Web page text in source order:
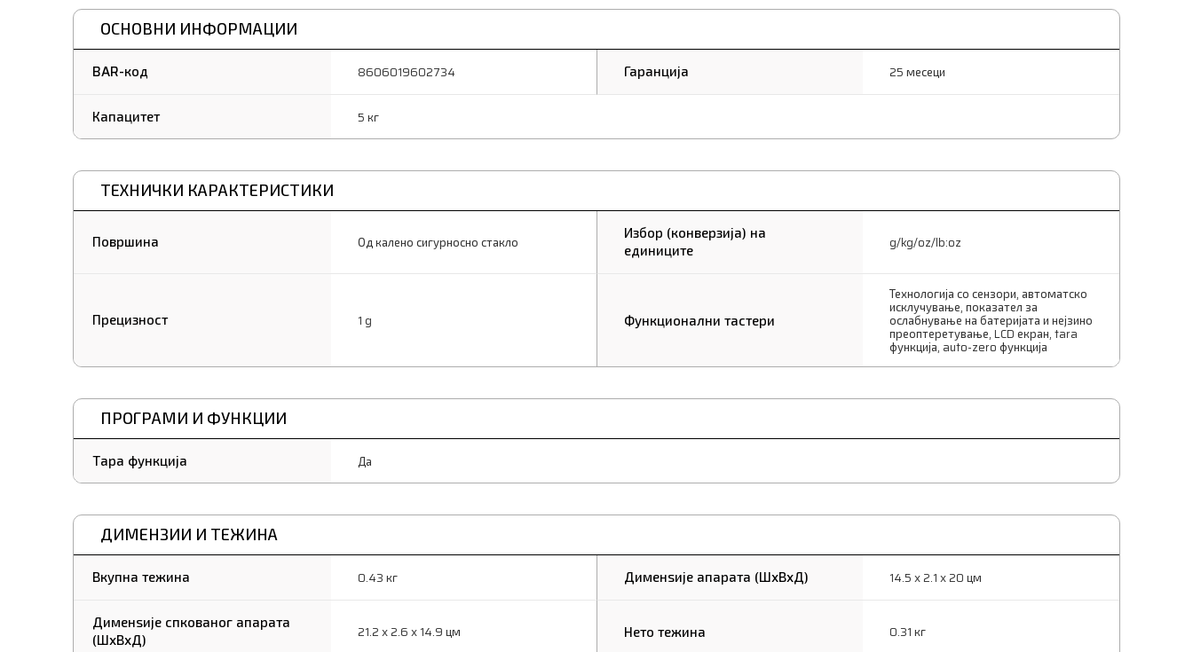
ОСНОВНИ ИНФОРМАЦИИ
BAR-код 8606019602734 Гаранција 25 месеци
Капацитет 5 кг
ТЕХНИЧКИ КАРАКТЕРИСТИКИ
Површина Од калено сигурносно стакло
Избор (конверзија) на
единиците
g/kg/oz/lb:oz
Прецизност 1 g Функционални тастери
Технологија со сензори, автоматско
исклучување, показател за
ослабнување на батеријата и нејзино
преоптеретување, LCD екран, tara
функција, auto-zero функција
ПРОГРАМИ И ФУНКЦИИ
Тара функција Да
ДИМЕНЗИИ И ТЕЖИНА
Вкупна тежина 0.43 кг Дименѕије апарата (ШxВxД) 14.5 x 2.1 x 20 цм
Дименѕије спкованог апарата
(ШxВxД)
21.2 x 2.6 x 14.9 цм Нето тежина 0.31 кг